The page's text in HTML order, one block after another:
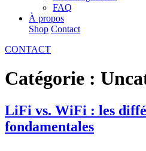
FAQ
À propos
Shop Contact
CONTACT
Catégorie :
LiFi vs. WiFi : les
fondamentales